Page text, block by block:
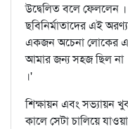
উদ্বেলিত বলে ফেললেন
ছবিনির্মাতাদের এই
একজন অচেনা লোকের
আমার জন্য সহজ ছিল
।'
শিক্ষায়ন এবং সভ্যায়ন
কালে সেটা চালিয়ে